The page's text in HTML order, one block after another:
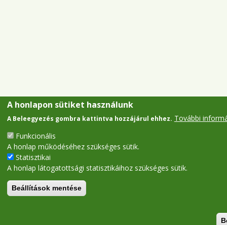
A honlapon sütiket használunk
A Beleegyezés gombra kattintva hozzájárul ehhez. További
Funkcionális
A honlap működéséhez szükséges sütik.
Statisztikai
A honlap látogatottsági statisztikáihoz szükséges sütik.
Beállítások mentése